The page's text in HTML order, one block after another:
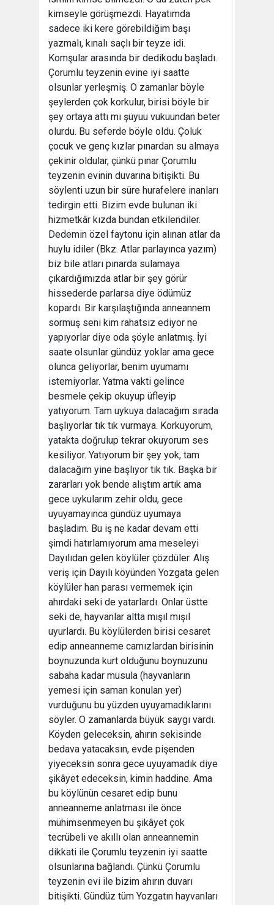
kimseyle görüşmezdi. Hayatımda
sadece iki kere görebildiğim başı
yazmalı, kınalı saçlı bir teyze idi.
Komşular arasında bir dedikodu başladı.
Çorumlu teyzenin evine iyi saatte
olsunlar yerleşmiş. O zamanlar böyle
şeylerden çok korkulur, birisi böyle bir
şey ortaya attı mı şüyuu vukuundan beter
olurdu. Bu seferde böyle oldu. Çoluk
çocuk ve genç kızlar pınardan su almaya
çekinir oldular, çünkü pınar Çorumlu
teyzenin evinin duvarına bitişikti. Bu
söylenti uzun bir süre hurafelere inanları
tedirgin etti. Bizim evde bulunan iki
hizmetkâr kızda bundan etkilendiler.
Dedemin özel faytonu için alınan atlar da
huylu idiler (Bkz. Atlar parlayınca yazım)
biz bile atları pınarda sulamaya
çıkardığımızda atlar bir şey görür
hissederde parlarsa diye ödümüz
kopardı. Bir karşılaştığında anneannem
sormuş seni kim rahatsız ediyor ne
yapıyorlar diye oda şöyle anlatmış. İyi
saate olsunlar gündüz yoklar ama gece
olunca geliyorlar, benim uyumamı
istemiyorlar. Yatma vakti gelince
besmele çekip okuyup üfleyip
yatıyorum. Tam uykuya dalacağım sırada
başlıyorlar tık tık vurmaya. Korkuyorum,
yatakta doğrulup tekrar okuyorum ses
kesiliyor. Yatıyorum bir şey yok, tam
dalacağım yine başlıyor tık tık. Başka bir
zararları yok bende alıştım artık ama
gece uykularım zehir oldu, gece
uyuyamayınca gündüz uyumaya
başladım. Bu iş ne kadar devam etti
şimdi hatırlamıyorum ama meseleyi
Dayılıdan gelen köylüler çözdüler. Alış
veriş için Dayılı köyünden Yozgata gelen
köylüler han parası vermemek için
ahırdaki seki de yatarlardı. Onlar üstte
seki de, hayvanlar altta mışıl mışıl
uyurlardı. Bu köylülerden birisi cesaret
edip anneanneme camızlardan birisinin
boynuzunda kurt olduğunu boynuzunu
sabaha kadar musula (hayvanların
yemesi için saman konulan yer)
vurduğunu bu yüzden uyuyamadıklarını
söyler. O zamanlarda büyük saygı vardı.
Köyden geleceksin, ahırın sekisinde
bedava yatacaksın, evde pişenden
yiyeceksin sonra gece uyuyamadık diye
şikâyet edeceksin, kimin haddine. Ama
bu köylünün cesaret edip bunu
anneanneme anlatması ile önce
mühimsenmeyen bu şikâyet çok
tecrübeli ve akıllı olan anneannemin
dikkati ile Çorumlu teyzenin iyi saatte
olsunlarına bağlandı. Çünkü Çorumlu
teyzenin evi ile bizim ahırın duvarı
bitişikti. Gündüz tüm Yozgatın hayvanları